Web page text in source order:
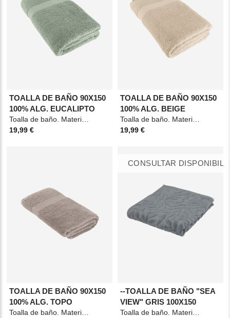
TOALLA DE BAÑO 90X150
100% ALG. EUCALIPTO
Toalla de baño. Material: Algodón. Medidas: 90x150cm. Color: Eucalipto verde.
19,99 €
TOALLA DE BAÑO 90X150
100% ALG. BEIGE
Toalla de baño. Material: Algodón. Medidas: 90x150cm. Color: Beige.
19,99 €
TOALLA DE BAÑO 90X150
100% ALG. TOPO
CONSULTAR
--TOALLA DE BAÑO "SEA
VIEW" GRIS 100X150